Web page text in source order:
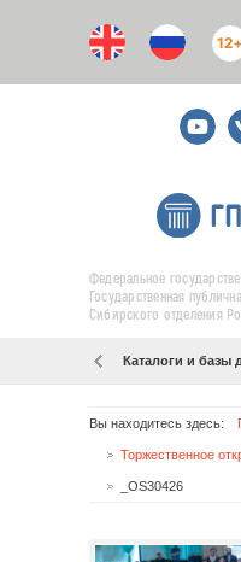
12+
Youtube
Федеральное
Государственная
Сибирского отделения
Каталоги и базы
Вы находитесь здесь:
Торжественное
_OS30426